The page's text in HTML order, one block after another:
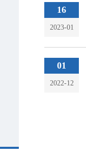
16
2023-01
01
2022-12